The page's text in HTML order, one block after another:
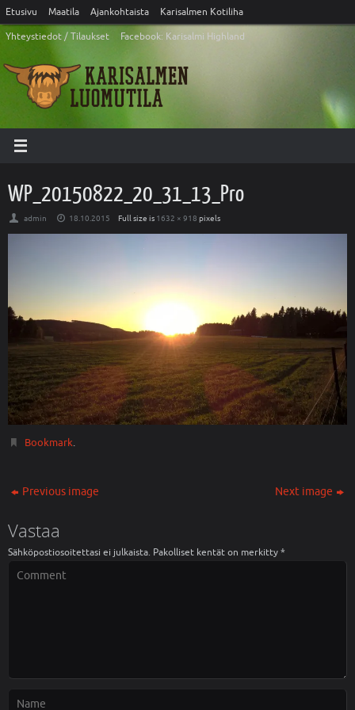
Etusivu Maatila Ajankohtaista
Karisalmen Kotiliha
Yhteystiedot / Tilaukset
Facebook: Karisalmi Highland
WP_20150822_20_31_13_Pro
admin 18.10.2015 Full size is 1632 × 918 pixels
Bookmark.
Previous image Next image
Vastaa
Sähköpostiosoitettasi ei julkaista. Pakolliset kentät on merkitty*